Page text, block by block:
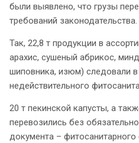
были выявлено, что грузы
требований законодательства.
Так, 22,8 т продукции в
арахис, сушеный абрикос,
шиповника, изюм) следовали
недействительного
20 т пекинской капусты, а
перевозились без
документа – фитосанитарного